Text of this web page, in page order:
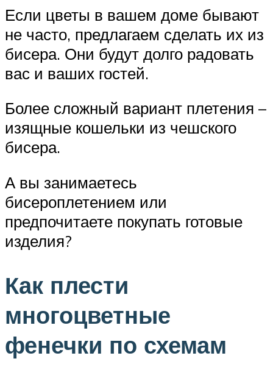
Если цветы в вашем доме бывают
не часто, предлагаем сделать их из
бисера. Они будут долго радовать
вас и ваших гостей.
Более сложный вариант плетения –
изящные кошельки из чешского
бисера.
А вы занимаетесь
бисероплетением или
предпочитаете покупать готовые
изделия?
Как плести
многоцветные
фенечки по схемам